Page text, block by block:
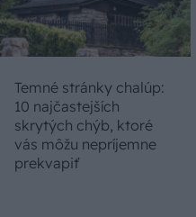
Temné stránky chalúp:
10 najčastejších
skrytých chýb, ktoré
vás môžu nepríjemne
prekvapiť